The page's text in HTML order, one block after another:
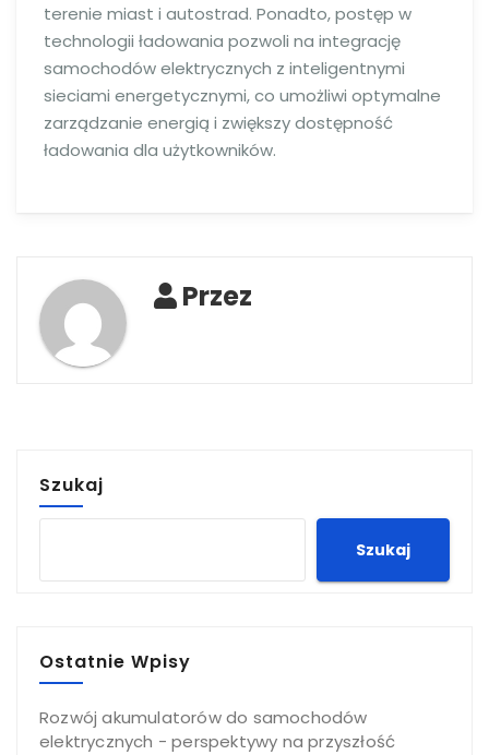
terenie miast i autostrad. Ponadto, postęp w
technologii ładowania pozwoli na integrację
samochodów elektrycznych z inteligentnymi
sieciami energetycznymi, co umożliwi optymalne
zarządzanie energią i zwiększy dostępność
ładowania dla użytkowników.
Przez
Szukaj
Szukaj
Ostatnie Wpisy
Rozwój akumulatorów do samochodów
elektrycznych - perspektywy na przyszłość